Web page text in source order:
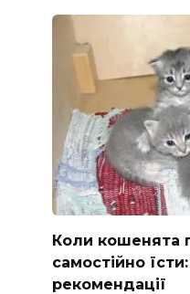
Коли кошенята
самостійно
рекомендації